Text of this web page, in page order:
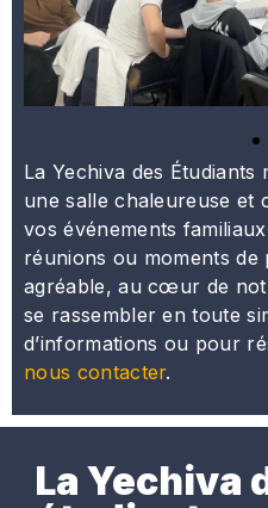
La Yechiva des
une salle chaleureuse et
vos événements
réunions ou moments de
agréable, au cœur de
se rassembler en toute
d’informations ou pour
nous contacter.
La Yechiva